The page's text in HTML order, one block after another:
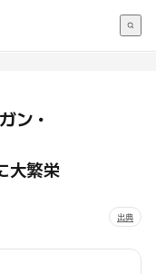
ン・
大繁栄
出典